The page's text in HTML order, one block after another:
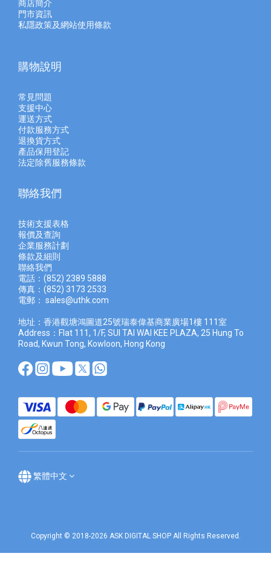
商店簡介
門市資訊
私隱政策及網站使用條款
購物說明
常見問題
支援中心
運送方式
付款服務方式
退換貨方式
產品保用登記
法定除舊服務條款
聯絡我們
技術支援表格
報價及查詢
企業服務計劃
條款及細則
聯絡我們
電話：(852) 2389 5888
傳真：(852) 3173 2533
電郵： sales@uthk.com
地址：香港觀塘鴻圖道25號瑞泰偉基商業廣場1樓 111室
Address：Flat 111, 1/F, SUI TAI WAI KEE PLAZA, 25 Hung To
Road, Kwun Tong, Kowloon, Hong Kong
繁體中文
Copyright © 2018-2026 ASK DIGITAL SHOP All Rights Reserved.